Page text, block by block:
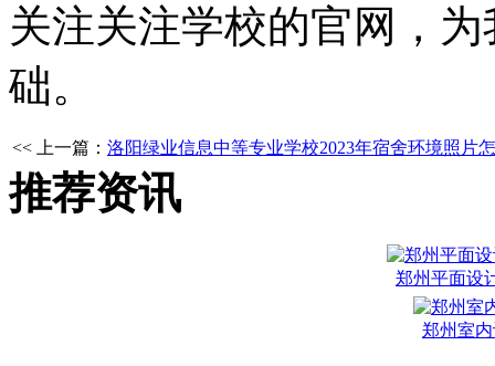
关注关注学校的官网，
础。
<< 上一篇： 洛阳绿业信息中等专业学校2023年宿舍环境照片
推荐资讯
郑州平面设
郑州室